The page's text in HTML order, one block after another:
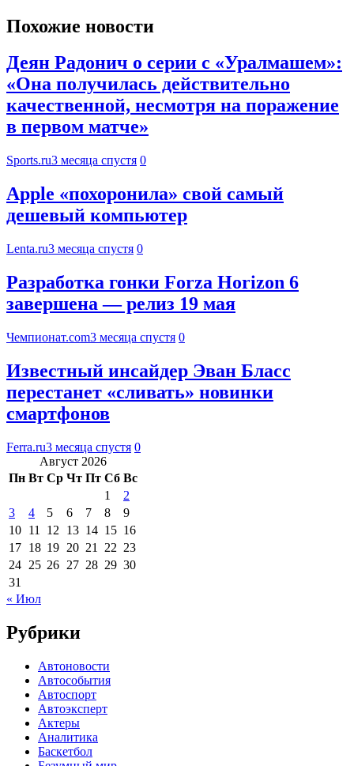
Похожие новости
Деян Радонич о серии с «Уралмашем»:
«Она получилась действительно
качественной, несмотря на поражение
в первом матче»
Sports.ru3 месяца спустя 0
Apple «похоронила» свой самый
дешевый компьютер
Lenta.ru3 месяца спустя 0
Разработка гонки Forza Horizon 6
завершена — релиз 19 мая
Чемпионат.com3 месяца спустя 0
Известный инсайдер Эван Бласс
перестанет «сливать» новинки
смартфонов
Ferra.ru3 месяца спустя 0
Август 2026
Пн Вт Ср Чт Пт Сб Вс
1
2
3
4 5 6 7 8
9
10 11 12 13 14 15 16
17 18 19 20 21 22 23
24 25 26 27 28 29 30
31
« Июл
Рубрики
Автоновости
Автособытия
Автоспорт
Автоэксперт
Актеры
Аналитика
Баскетбол